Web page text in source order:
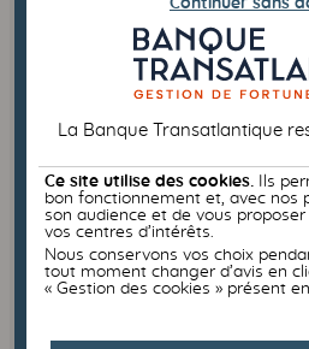
Les bonnes pratiques
avant l’été
Marchés financiers, fiscalité,
les bonnes pratiques à adopter
protéger votre patrimoine.
Comment protéger son
vacances ?
La Banque Transatlantique
Ce site utilise des cookies.
Ils
bon fonctionnement et, avec nos
son audience et de vous
vos centres d’intérêts.
Nous conservons vos choix
tout moment changer d’avis en
« Gestion des cookies » présent